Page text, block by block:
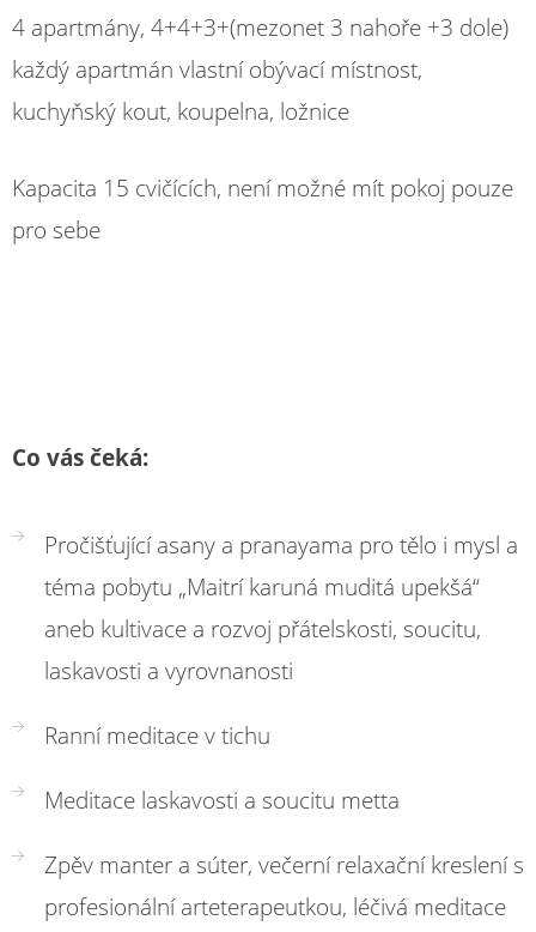
4 apartmány, 4+4+3+(mezonet 3 nahoře +3 dole)
každý apartmán vlastní obývací místnost,
kuchyňský kout, koupelna, ložnice
Kapacita 15 cvičících, není možné mít pokoj pouze
pro sebe
Co vás čeká:
Pročišťující asany a pranayama pro tělo i mysl a
téma pobytu „Maitrí karuná muditá upekšá“
aneb kultivace a rozvoj přátelskosti, soucitu,
laskavosti a vyrovnanosti
Ranní meditace v tichu
Meditace laskavosti a soucitu metta
Zpěv manter a súter, večerní relaxační kreslení s
profesionální arteterapeutkou, léčivá meditace